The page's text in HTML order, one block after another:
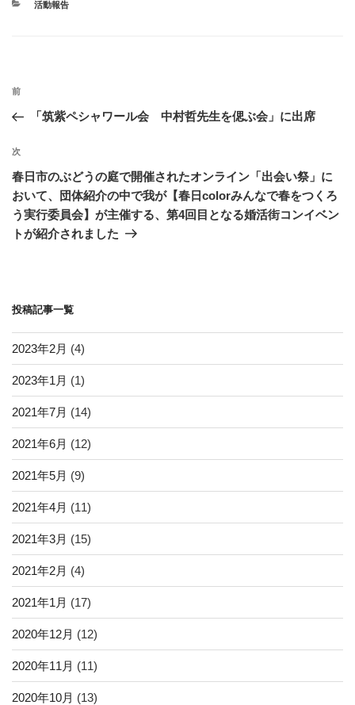
カ
活動報告
投
ナ
ビ
ゲ
ー
シ
ョ
過
去
投
稿
前
「筑紫ペシャワール会 中村哲先生を偲ぶ会」に出席
次
の
投
稿
次
春日市のぶどうの庭で開催されたオンライン「出会い祭」に
おいて、団体紹介の中で我が【春日colorみんなで春をつくろ
う実行委員会】が主催する、第4回目となる婚活街コンイベン
トが紹介されました
投稿記事一覧
2023年2月 (4)
2023年1月 (1)
2021年7月 (14)
2021年6月 (12)
2021年5月 (9)
2021年4月 (11)
2021年3月 (15)
2021年2月 (4)
2021年1月 (17)
2020年12月 (12)
2020年11月 (11)
2020年10月 (13)